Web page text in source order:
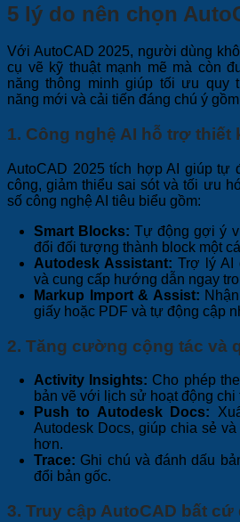
5 lý do nên chọn
Với AutoCAD 2025, người dùng
cụ vẽ kỹ thuật mạnh mẽ mà còn
năng thông minh giúp tối ưu quy
năng mới và cải tiến đáng chú ý
1. Công nghệ AI hỗ trợ thiết
AutoCAD 2025 tích hợp AI giúp tự
công, giảm thiểu sai sót và tối ưu
số công nghệ AI tiêu biểu gồm:
Smart Blocks: Tự động gợi ý
đổi đối tượng thành block một
Autodesk Assistant: Trợ lý AI
và cung cấp hướng dẫn ngay
Markup Import & Assist:
giấy hoặc PDF và tự động cập
2. Tăng cường cộng tác và
Activity Insights: Cho phép
bản vẽ với lịch sử hoạt động chi
Push to Autodesk Docs:
Autodesk Docs, giúp chia sẻ
hơn.
Trace: Ghi chú và đánh dấu
đổi bản gốc.
3. Truy cập AutoCAD bất cứ